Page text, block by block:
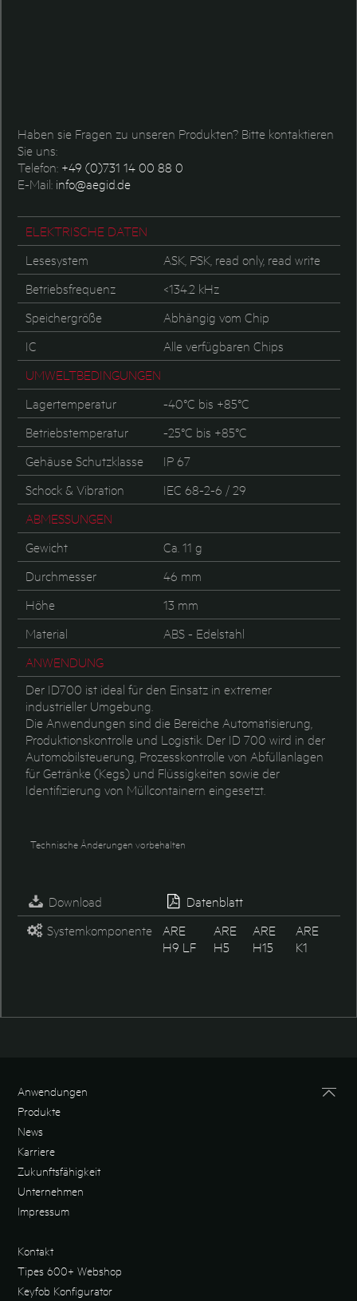
Haben sie Fragen zu unseren Produkten? Bitte kontaktieren
Sie uns:
Telefon: +49 (0)731 14 00 88 0
E-Mail: info@aegid.de
ELEKTRISCHE DATEN
Lesesystem
ASK, PSK, read only, read write
Betriebsfrequenz
<134.2 kHz
Speichergröße
Abhängig vom Chip
IC
Alle verfügbaren Chips
UMWELTBEDINGUNGEN
Lagertemperatur
-40°C bis +85°C
Betriebstemperatur
-25°C bis +85°C
Gehäuse Schutzklasse
IP 67
Schock & Vibration
IEC 68-2-6 / 29
ABMESSUNGEN
Gewicht
Ca. 11 g
Durchmesser
46 mm
Höhe
13 mm
Material
ABS - Edelstahl
ANWENDUNG
Der ID700 ist ideal für den Einsatz in extremer
industrieller Umgebung.
Die Anwendungen sind die Bereiche Automatisierung,
Produktionskontrolle und Logistik. Der ID 700 wird in der
Automobilsteuerung, Prozesskontrolle von Abfüllanlagen
für Getränke (Kegs) und Flüssigkeiten sowie der
Identifizierung von Müllcontainern eingesetzt.
Technische Änderungen vorbehalten
Download
Datenblatt
Systemkomponente
ARE
H9 LF
ARE
H5
ARE
H15
ARE
K1
Anwendungen
Produkte
News
Karriere
Zukunftsfähigkeit
Unternehmen
Impressum
Kontakt
Tipes 600+ Webshop
Keyfob Konfigurator